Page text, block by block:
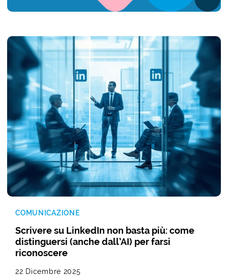
COMUNICAZIONE
Scrivere su LinkedIn non basta più: come
distinguersi (anche dall’AI) per farsi
riconoscere
22 Dicembre 2025